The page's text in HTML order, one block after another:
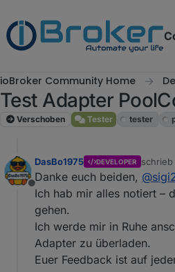
ioBroker Community Home
Test Adapter
Verschoben Tester tester
Offline
DasBo1975 DEVELOPER schrieb
zuletzt
Danke euch beiden, @
Ich hab mir alles notiert –
gehen.
Ich werde mir in Ruhe
Adapter zu überladen.
Euer Feedback ist auf